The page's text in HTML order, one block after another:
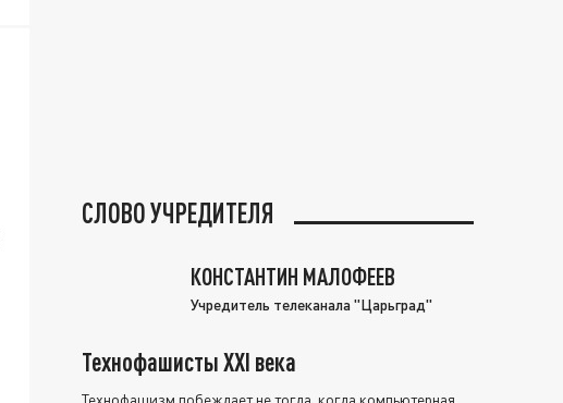
СЛОВО УЧРЕДИТЕЛЯ
КОНСТАНТИН МАЛОФЕЕВ
Учредитель телеканала "Царьград"
Технофашисты XXI века
Технофашизм побеждает не тогда, когда компьютерная